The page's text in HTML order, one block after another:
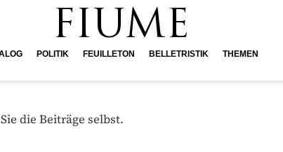
FIUME
POLITIK FEUILLETON BELLETRISTIK THEMEN
die Beiträge selbst.